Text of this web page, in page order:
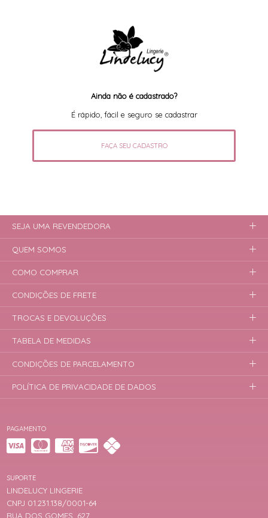
Ainda não é cadastrado?
É rápido, fácil e seguro se cadastrar
FAÇA SEU CADASTRO
PAGAMENTO
SUPORTE
LINDELUCY LINGERIE
CNPJ 01.231.138/0001-64
RUA DOS GOMES, 627
SEJA UMA REVENDEDORA
QUEM SOMOS
COMO COMPRAR
CONDIÇÕES DE FRETE
TROCAS E DEVOLUÇÕES
TABELA DE MEDIDAS
CONDIÇÕES DE PARCELAMENTO
POLÍTICA DE PRIVACIDADE DE DADOS